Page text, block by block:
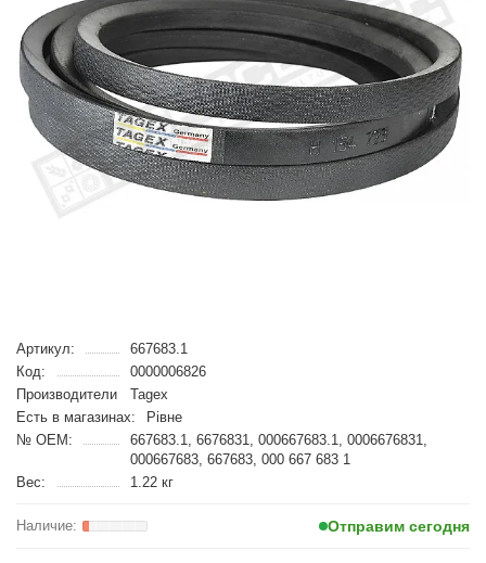
Артикул:
667683.1
Код:
0000006826
Производители
Tagex
Есть в магазинах:
Рівне
№ OEM:
667683.1, 6676831, 000667683.1, 0006676831,
000667683, 667683, 000 667 683 1
Вес:
1.22 кг
Отправим сегодня